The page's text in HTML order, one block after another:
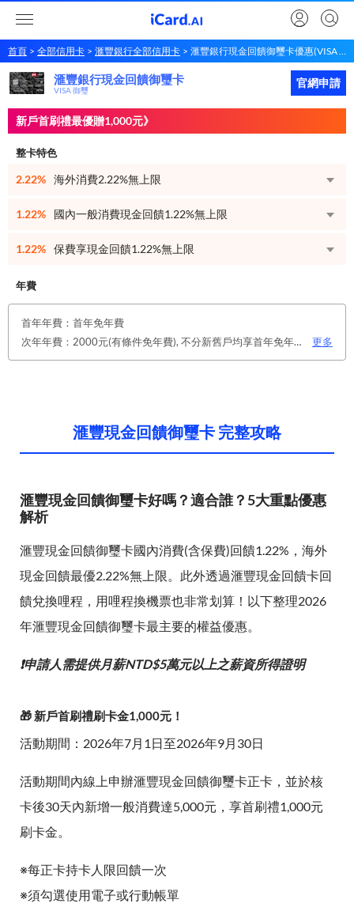
首頁 全部信用卡 滙豐銀行全部信用卡 滙豐銀行現金回饋御璽卡優惠(VISA 御璽)
滙豐銀行現金回饋御璽卡 立即申請
滙豐銀行現金回饋御璽卡
VISA 御璽
官網申請
新戶首刷禮最優贈1,000元》
整卡特色
2.22% 海外消費2.22%無上限
1.22% 國內一般消費現金回饋1.22%無上限
1.22% 保費享現金回饋1.22%無上限
年費
首年年費：首年免年費
次年年費：2000元(有條件免年費), 不分新舊戶均享首年免年費，第二年起符合以下條件享年費優惠辦法： 1.使用非紙本帳單(電子帳單或行動帳單)終身免年費。 2.前一年消費滿8 萬或 12 次享次年免年費。
更多
滙豐現金回饋御璽卡 完整攻略
滙豐現金回饋御璽卡好嗎？適合誰？5大重點優惠
解析
滙豐現金回饋御璽卡國內消費(含保費)回饋1.22%，海外
現金回饋最優2.22%無上限。此外透過滙豐現金回饋卡回
饋兌換哩程，用哩程換機票也非常划算！以下整理2026
年滙豐現金回饋御璽卡最主要的權益優惠。
❗申請人需提供月薪NTD$5萬元以上之薪資所得證明
🎁 新戶首刷禮刷卡金1,000元！
活動期間：2026年7月1日至2026年9月30日
活動期間內線上申辦滙豐現金回饋御璽卡正卡，並於核
卡後30天內新增一般消費達5,000元，享首刷禮1,000元
刷卡金。
※每正卡持卡人限回饋一次
※須勾選使用電子或行動帳單